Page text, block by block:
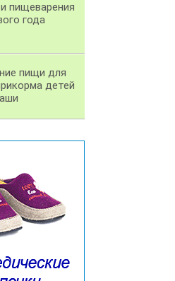
пищеварения
года
пищи для
детей